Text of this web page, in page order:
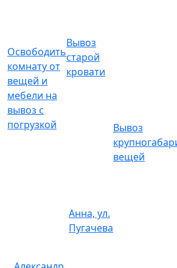
Подготовка к
Снять паркет
Освободить
комнату от
вещей и
мебели на
вывоз с
погрузкой
Вывоз
старой
кровати
Анна, ул.
Пугачева
Вывоз
вещей